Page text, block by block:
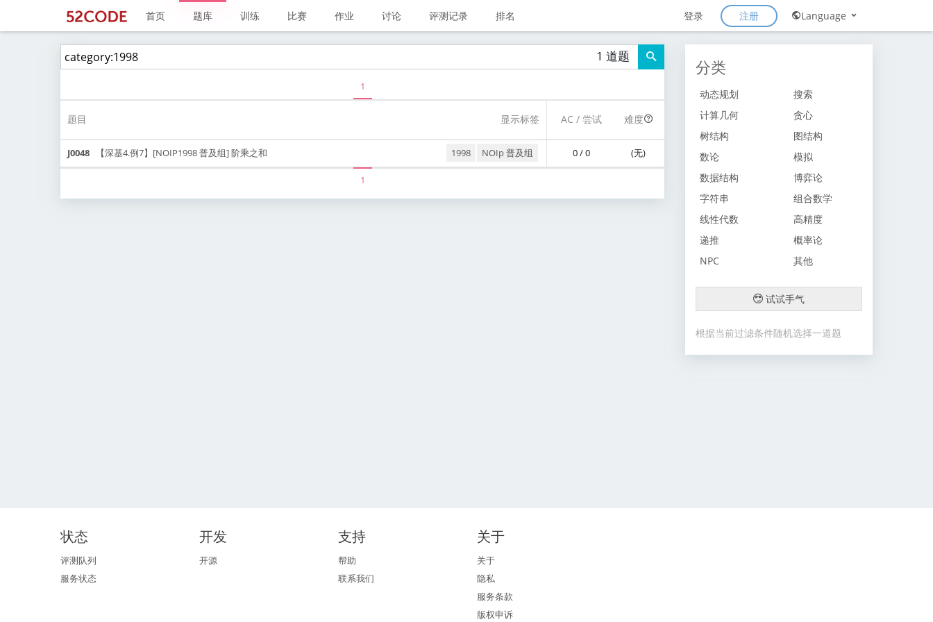
首页 题库 训练 比赛 作业 讨论 评测记录 排名 登录 注册 Language
1 道题
1
题目 显示标签 AC / 尝试 难度
J0048 【深基4.例7】[NOIP1998 普及组] 阶乘之和 1998 NOIp 普及组 0 / 0 (无)
1
分类
动态规划
搜索
计算几何
贪心
树结构
图结构
数论
模拟
数据结构
博弈论
字符串
组合数学
线性代数
高精度
递推
概率论
NPC
其他
试试手气
根据当前过滤条件随机选择一道题
状态
评测队列
服务状态
开发
开源
支持
帮助
联系我们
关于
关于
隐私
服务条款
版权申诉